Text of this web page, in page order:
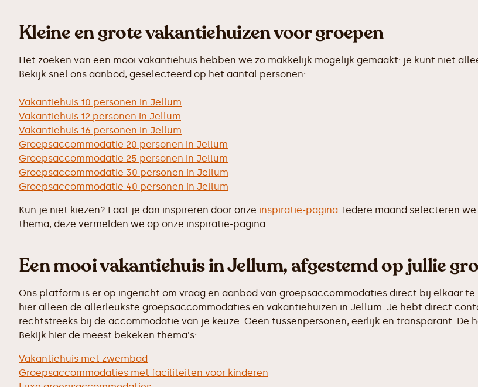
Kleine en grote vakantiehuizen voor groepen
Het zoeken van een mooi vakantiehuis hebben we zo makkelijk mogelijk gemaakt: je kunt niet
Bekijk snel ons aanbod, geselecteerd op het aantal personen:
Vakantiehuis 10 personen in Jellum
Vakantiehuis 12 personen in Jellum
Vakantiehuis 16 personen in Jellum
Groepsaccommodatie 20 personen in Jellum
Groepsaccommodatie 25 personen in Jellum
Groepsaccommodatie 30 personen in Jellum
Groepsaccommodatie 40 personen in Jellum
Kun je niet kiezen? Laat je dan inspireren door onze inspiratie-pagina. Iedere maand selecteren
thema, deze vermelden we op onze inspiratie-pagina.
Een mooi vakantiehuis in Jellum, afgestemd op jullie
Ons platform is er op ingericht om vraag en aanbod van groepsaccommodaties direct bij elkaar
hier alleen de allerleukste groepsaccommodaties en vakantiehuizen in Jellum. Je hebt direct
rechtstreeks bij de accommodatie van je keuze. Geen tussenpersonen, eerlijk en transparant.
Bekijk hier de meest bekeken thema's:
Vakantiehuis met zwembad
Groepsaccommodaties met faciliteiten voor kinderen